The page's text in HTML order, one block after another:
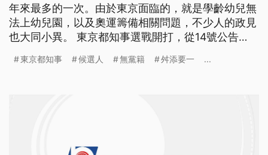
年來最多的一次。由於東京面臨的，就是學齡幼兒無
法上幼兒園，以及奧運籌備相關問題，不少人的政見
也大同小異。 東京都知事選戰開打，從14號公告
最難的選戰，因為這次登記候選的人數，是史上最
東京都知事 候選人 無黨籍 舛添要一 ...